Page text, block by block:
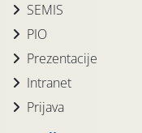
SEMIS
PIO
Prezentacije
Intranet
Prijava